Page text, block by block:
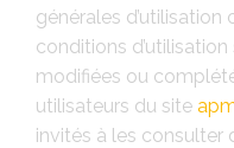
générales d’utilisation
conditions
modifiées ou
utilisateurs du site
invités à les consulter